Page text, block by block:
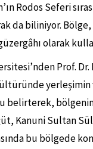
’ın Rodos Seferi
da biliniyor.
olarak
Prof.
belirterek,
Kanuni Sultan
bu bölgede